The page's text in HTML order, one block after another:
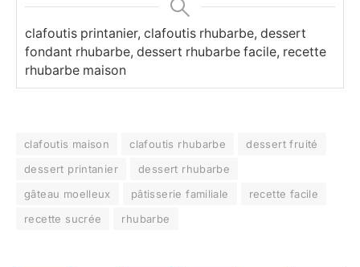
clafoutis printanier, clafoutis rhubarbe, dessert
fondant rhubarbe, dessert rhubarbe facile, recette
rhubarbe maison
clafoutis maison clafoutis rhubarbe
dessert fruité
dessert printanier
dessert rhubarbe
gâteau moelleux
pâtisserie familiale
recette facile
recette sucrée
rhubarbe